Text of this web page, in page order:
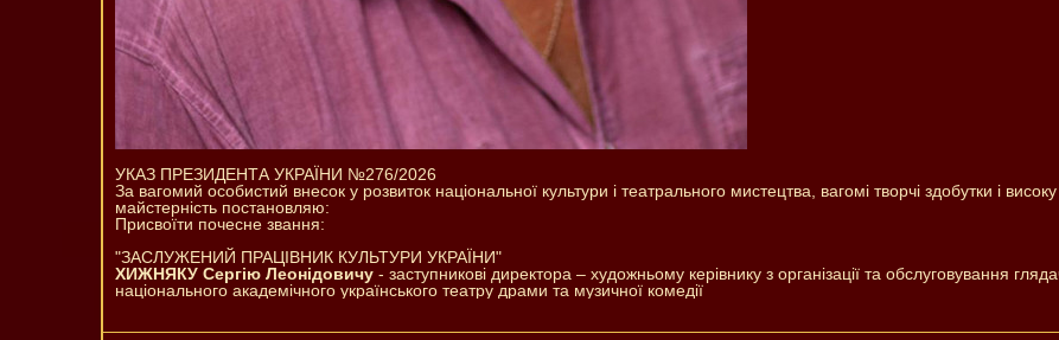
УКАЗ ПРЕЗИДЕНТА УКРАЇНИ №276/2026
За вагомий особистий внесок у розвиток національної культури і театрального мистецтва, вагомі творчі здобутки і
майстерність постановляю:
Присвоїти почесне звання:
"ЗАСЛУЖЕНИЙ ПРАЦІВНИК КУЛЬТУРИ УКРАЇНИ"
ХИЖНЯКУ Сергію Леонідовичу - заступникові директора – художньому керівнику з організації та обслуговування
національного академічного українського театру драми та музичної комедії